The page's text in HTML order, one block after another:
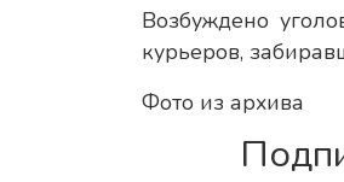
Возбуждено
курьеров,
Фото из архива